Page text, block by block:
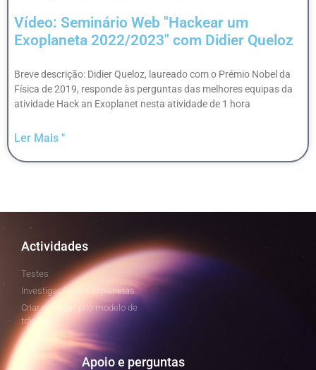
Vídeo: Seminário Web "Hackear um
Exoplaneta 2022/2023" com Didier Queloz
Breve descrição: Didier Queloz, laureado com o Prémio Nobel da
Física de 2019, responde às perguntas das melhores equipas da
atividade Hack an Exoplanet nesta atividade de 1 hora
Ler Mais "
Actividades
Testes
Investigação de Exoplanetas
Criar o seu próprio modelo de
trânsito
Apoio e perguntas